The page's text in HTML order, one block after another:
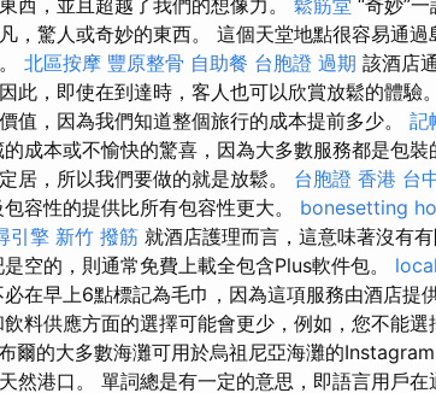
，驚人或奇妙的東西。 這個天堂地點很容易通
北區按摩 豐原整骨 自助餐 台胞證 過期 該酒店
此，即使在到達時，客人也可以欣賞放鬆的體驗。
值，因為我們知道整個旅行的成本提前多少。 記
成本或不愉快的驚喜，因為大多數服務都是包
居，所以我們要做的就是放鬆。 台胞證 香港 台
容性的提供比所有包容性更大。 bonesetting
引擎 新竹 撥筋 就酒店護理而言，這意味著沒有
空的，則通常免費上載全包含Plus軟件包。
在早上6點標記為毛巾，因為這項服務由酒店提
料供應方面的選擇可能會更少，例如，您不能選
爾的大多數海灘可用於烏祖尼亞海灘的
然港口。 單詞總是有一定的意思，即語言用戶在